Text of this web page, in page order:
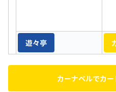
遊々亭
カーナベルでカ